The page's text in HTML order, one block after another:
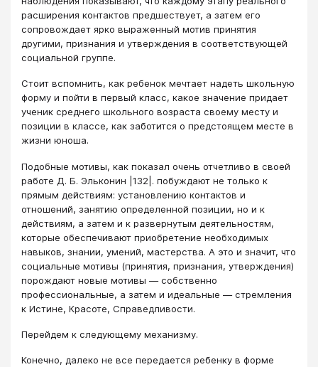
расширения контактов предшествует, а затем его
сопровождает ярко выраженный мотив принятия
другими, признания и утверждения в соответствующей
социальной группе.
Стоит вспомнить, как ребенок мечтает надеть школьную
форму и пойти в первый класс, какое значение придает
ученик среднего школьного возраста своему месту и
позиции в классе, как заботится о предстоящем месте в
жизни юноша.
Подобные мотивы, как показал очень отчетливо в своей
работе Д. Б. Эльконин |132|. побуждают не только к
прямым действиям: установлению контактов и
отношений, занятию определенной позиции, но и к
действиям, а затем и к развернутым деятельностям,
которые обеспечивают приобретение необходимых
навыков, знании, умений, мастерства. А это и значит, что
социальные мотивы (принятия, признания, утверждения)
порождают новые мотивы — собственно
профессиональные, а затем и идеальные — стремления
к Истине, Красоте, Справедливости.
Перейдем к следующему механизму.
Конечно, далеко не все передается ребенку в форме